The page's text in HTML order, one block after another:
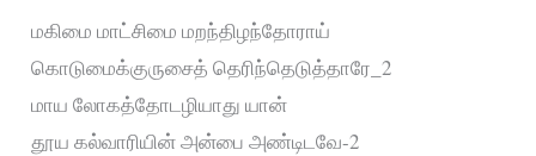
மகிமை மாட்சிமை மறந்திழந்தோராய்
கொடுமைக்குருசைத் தெரிந்தெடுத்தாரே_2
மாய லோகத்தோடழியாது யான்
தூய கல்வாரியின் அன்பை அண்டிடவே-2